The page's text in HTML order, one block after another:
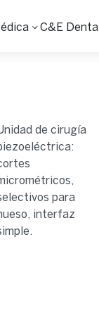
C&E Dental
de cirugía
para
interfaz